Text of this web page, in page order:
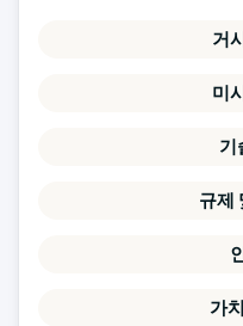
거
미
기
규제
가